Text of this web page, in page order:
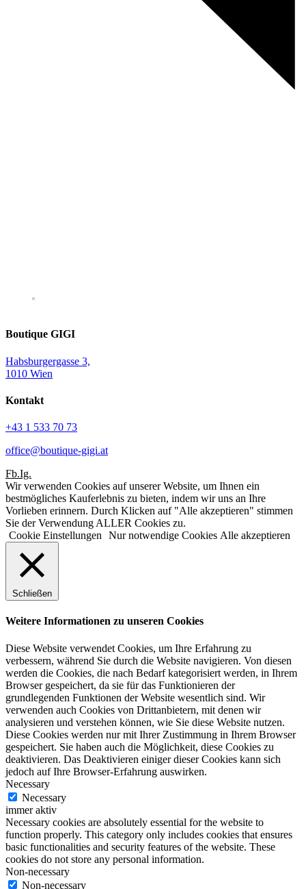
Boutique GIGI
Habsburgergasse 3,
1010 Wien
Kontakt
+43 1 533 70 73
office@boutique-gigi.at
Fb.Ig.
Wir verwenden Cookies auf unserer Website, um Ihnen ein
bestmögliches Kauferlebnis zu bieten, indem wir uns an Ihre
Vorlieben erinnern. Durch Klicken auf "Alle akzeptieren" stimmen
Sie der Verwendung ALLER Cookies zu.
Cookie Einstellungen
Nur notwendige Cookies Alle akzeptieren
Schließen
Weitere Informationen zu unseren Cookies
Diese Website verwendet Cookies, um Ihre Erfahrung zu
verbessern, während Sie durch die Website navigieren. Von diesen
werden die Cookies, die nach Bedarf kategorisiert werden, in Ihrem
Browser gespeichert, da sie für das Funktionieren der
grundlegenden Funktionen der Website wesentlich sind. Wir
verwenden auch Cookies von Drittanbietern, mit denen wir
analysieren und verstehen können, wie Sie diese Website nutzen.
Diese Cookies werden nur mit Ihrer Zustimmung in Ihrem Browser
gespeichert. Sie haben auch die Möglichkeit, diese Cookies zu
deaktivieren. Das Deaktivieren einiger dieser Cookies kann sich
jedoch auf Ihre Browser-Erfahrung auswirken.
Necessary
Necessary
immer aktiv
Necessary cookies are absolutely essential for the website to
function properly. This category only includes cookies that ensures
basic functionalities and security features of the website. These
cookies do not store any personal information.
Non-necessary
Non-necessary